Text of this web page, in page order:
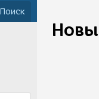
Поиск